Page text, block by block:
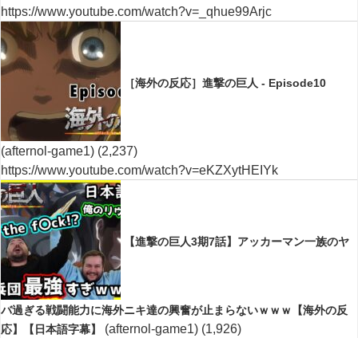
https://www.youtube.com/watch?v=_qhue99Arjc
［海外の反応］進撃の巨人 - Episode10
(afternol-game1) (2,237)
https://www.youtube.com/watch?v=eKZXytHEIYk
【進撃の巨人3期7話】アッカーマン一族のヤ
バ過ぎる戦闘能力に海外ニキ達の興奮が止まらないｗｗｗ【海外の反
応】【日本語字幕】
(afternol-game1) (1,926)